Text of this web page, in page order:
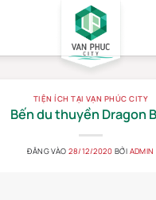
TIỆN ÍCH TẠI VẠN PHÚC CITY
Bến du thuyền Dragon
ĐĂNG VÀO28/12/2020 BỞI ADMIN